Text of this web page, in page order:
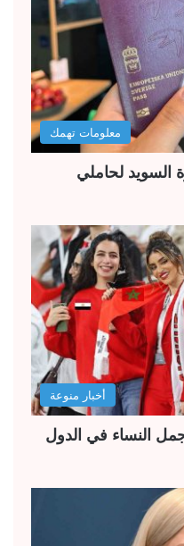
معلومات تهمك
السويد لحاملي
أخبار منوعة
النساء في الدول